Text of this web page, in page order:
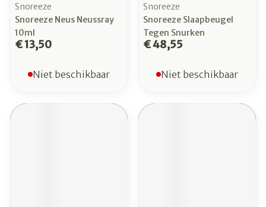
Snoreeze
Snoreeze Neus Neussray
10ml
€ 13,50
Niet beschikbaar
Snoreeze
Snoreeze Slaapbeugel
Tegen Snurken
€ 48,55
Niet beschikbaar